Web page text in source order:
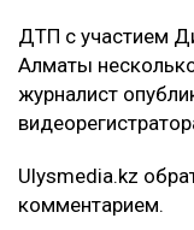
ДТП с участием
Алматы
журналист
Ulysmedia.kz
комментарием.